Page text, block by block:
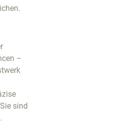
–
sind